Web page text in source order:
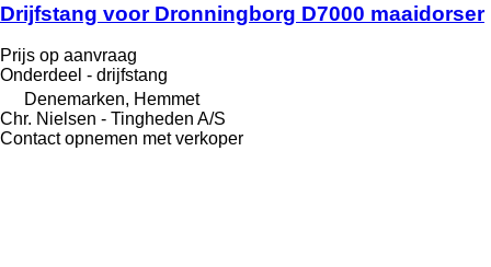
Drijfstang voor Dronningborg D7000 maaidorser
Prijs op aanvraag
Onderdeel - drijfstang
Denemarken, Hemmet
Chr. Nielsen - Tingheden A/S
Contact opnemen met verkoper